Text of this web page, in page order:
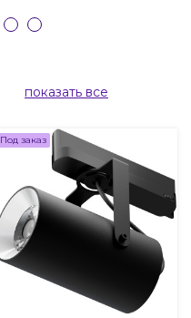
показать все
Под заказ